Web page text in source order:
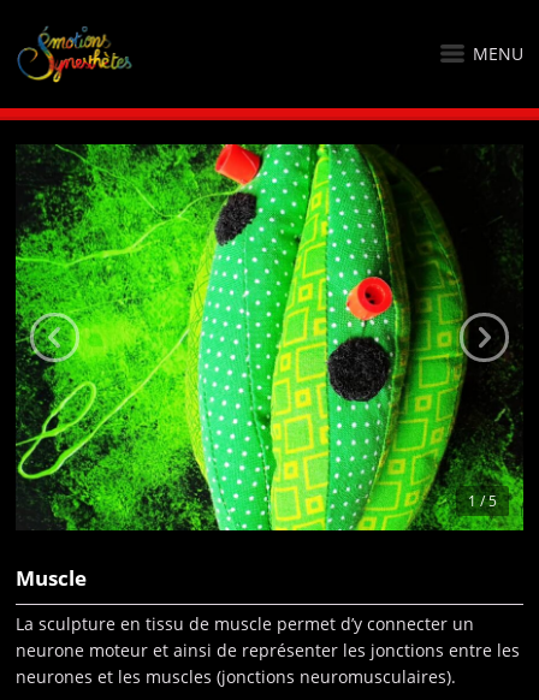
MENU
1 / 5
Muscle
La sculpture en tissu de muscle permet d’y connecter un
neurone moteur et ainsi de représenter les jonctions entre les
neurones et les muscles (jonctions neuromusculaires).